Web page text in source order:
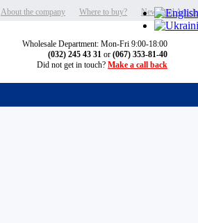
News and
Where to buy?
About the company
Wholesale Department: Mon-Fri 9:00-18:00
(032) 245 43 31 or (067) 353-81-40
Did not get in touch? Make a call back